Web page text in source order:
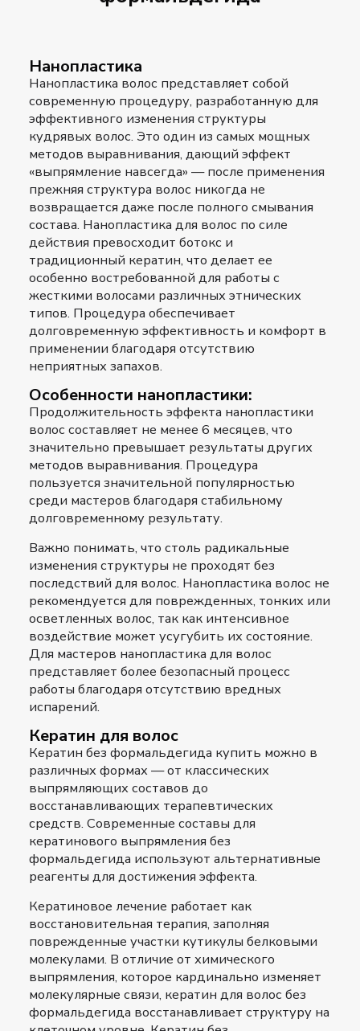
Нанопластика
Нанопластика волос представляет собой
современную процедуру, разработанную для
эффективного изменения структуры
кудрявых волос. Это один из самых мощных
методов выравнивания, дающий эффект
«выпрямление навсегда» — после применения
прежняя структура волос никогда не
возвращается даже после полного смывания
состава. Нанопластика для волос по силе
действия превосходит ботокс и
традиционный кератин, что делает ее
особенно востребованной для работы с
жесткими волосами различных этнических
типов. Процедура обеспечивает
долговременную эффективность и комфорт в
применении благодаря отсутствию
неприятных запахов.
Особенности нанопластики:
Продолжительность эффекта нанопластики
волос составляет не менее 6 месяцев, что
значительно превышает результаты других
методов выравнивания. Процедура
пользуется значительной популярностью
среди мастеров благодаря стабильному
долговременному результату.
Важно понимать, что столь радикальные
изменения структуры не проходят без
последствий для волос. Нанопластика волос не
рекомендуется для поврежденных, тонких или
осветленных волос, так как интенсивное
воздействие может усугубить их состояние.
Для мастеров нанопластика для волос
представляет более безопасный процесс
работы благодаря отсутствию вредных
испарений.
Кератин для волос
Кератин без формальдегида купить можно в
различных формах — от классических
выпрямляющих составов до
восстанавливающих терапевтических
средств. Современные составы для
кератинового выпрямления без
формальдегида используют альтернативные
реагенты для достижения эффекта.
Кератиновое лечение работает как
восстановительная терапия, заполняя
поврежденные участки кутикулы белковыми
молекулами. В отличие от химического
выпрямления, которое кардинально изменяет
молекулярные связи, кератин для волос без
формальдегида восстанавливает структуру на